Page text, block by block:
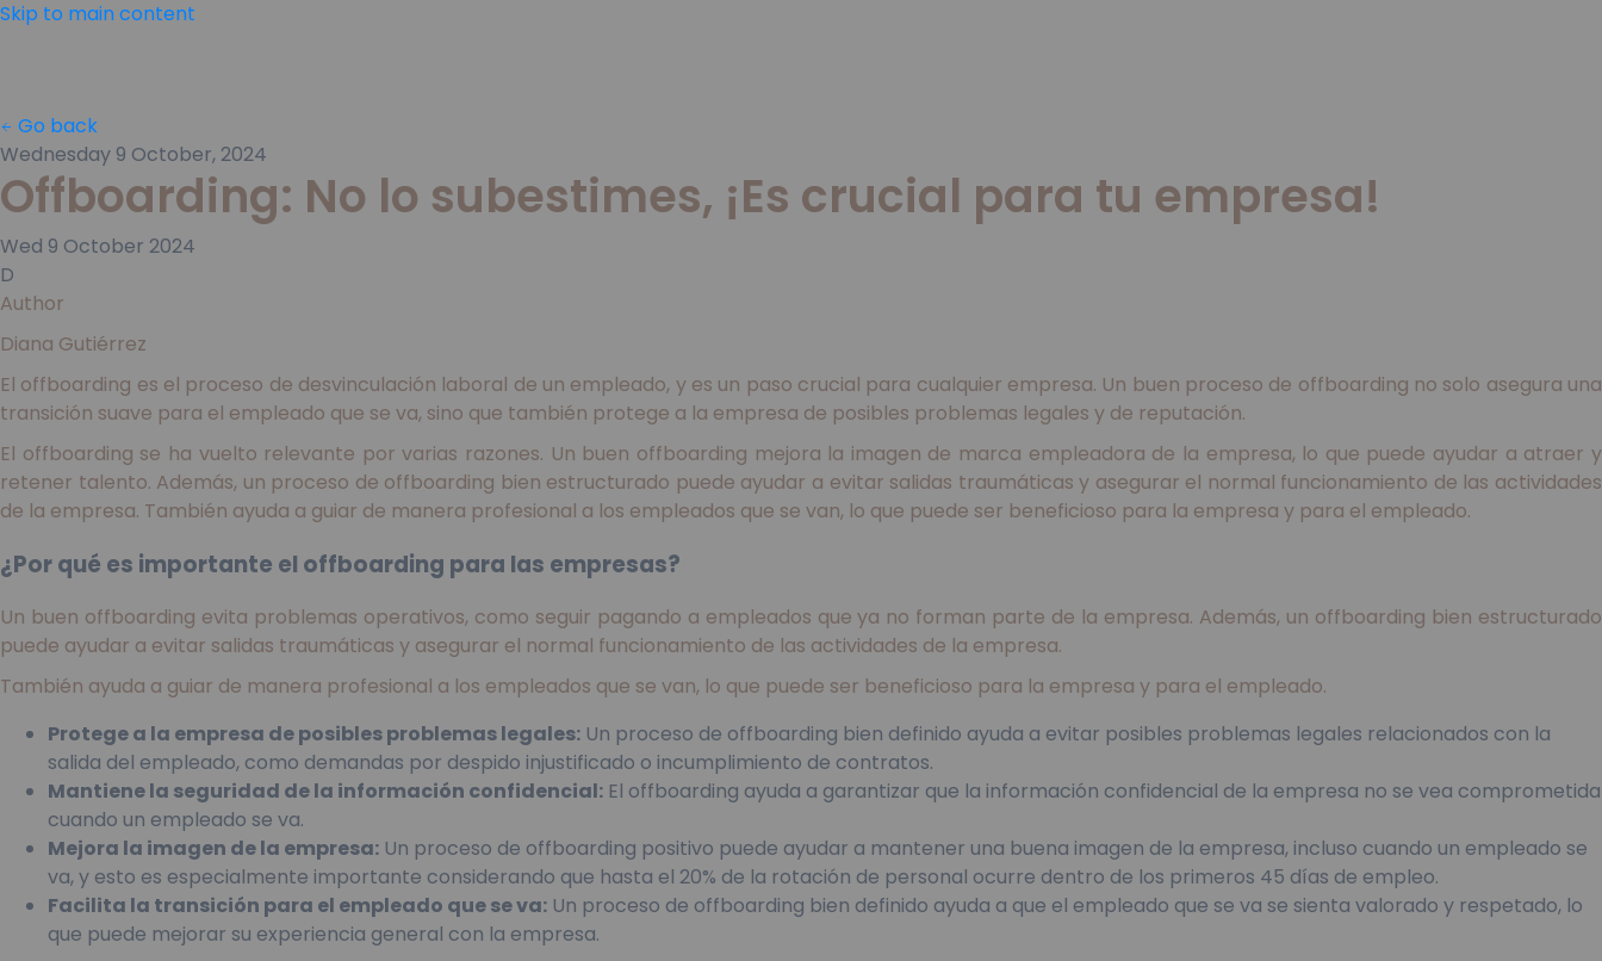
Skip to main content
Go back
Wednesday 9 October, 2024
Offboarding: No lo subestimes, ¡Es crucial para tu empresa!
Wed 9 October 2024
D
Author
Diana Gutiérrez
El offboarding es el proceso de desvinculación laboral de un empleado, y es un paso crucial para cualquier empresa. Un buen proceso de offboarding no solo asegura una
transición suave para el empleado que se va, sino que también protege a la empresa de posibles problemas legales y de reputación.
El offboarding se ha vuelto relevante por varias razones. Un buen offboarding mejora la imagen de marca empleadora de la empresa, lo que puede ayudar a atraer y
retener talento. Además, un proceso de offboarding bien estructurado puede ayudar a evitar salidas traumáticas y asegurar el normal funcionamiento de las actividades
de la empresa. También ayuda a guiar de manera profesional a los empleados que se van, lo que puede ser beneficioso para la empresa y para el empleado.
¿Por qué es importante el offboarding para las empresas?
Un buen offboarding evita problemas operativos, como seguir pagando a empleados que ya no forman parte de la empresa. Además, un offboarding bien estructurado
puede ayudar a evitar salidas traumáticas y asegurar el normal funcionamiento de las actividades de la empresa.
También ayuda a guiar de manera profesional a los empleados que se van, lo que puede ser beneficioso para la empresa y para el empleado.
Protege a la empresa de posibles problemas legales: Un proceso de offboarding bien definido ayuda a evitar posibles problemas legales relacionados con la
salida del empleado, como demandas por despido injustificado o incumplimiento de contratos.
Mantiene la seguridad de la información confidencial: El offboarding ayuda a garantizar que la información confidencial de la empresa no se vea comprometida
cuando un empleado se va.
Mejora la imagen de la empresa: Un proceso de offboarding positivo puede ayudar a mantener una buena imagen de la empresa, incluso cuando un empleado se
va, y esto es especialmente importante considerando que hasta el 20% de la rotación de personal ocurre dentro de los primeros 45 días de empleo.
Facilita la transición para el empleado que se va: Un proceso de offboarding bien definido ayuda a que el empleado que se va se sienta valorado y respetado, lo
que puede mejorar su experiencia general con la empresa.